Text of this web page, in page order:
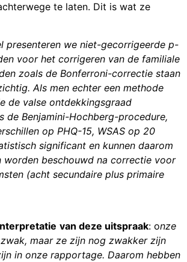
te laten. Dit is wat ze
presenteren we niet-gecorrigeerde p-
voor het corrigeren van de familiale
zoals de Bonferroni-correctie staan
Als men echter een methode
de valse ontdekkingsgraad
de Benjamini-Hochberg-procedure,
op PHQ-15, WSAS op 20
significant en kunnen daarom
worden beschouwd na correctie voor
(acht secundaire plus primaire
van deze uitspraak: onze
maar ze zijn nog zwakker zijn
in onze rapportage. Daarom hebben